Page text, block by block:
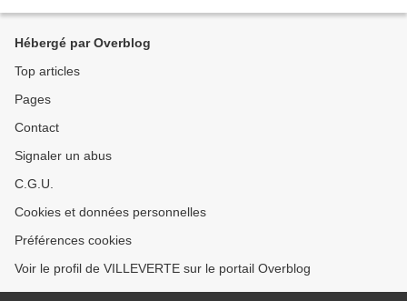
Hébergé par Overblog
Top articles
Pages
Contact
Signaler un abus
C.G.U.
Cookies et données personnelles
Préférences cookies
Voir le profil de VILLEVERTE sur le portail Overblog